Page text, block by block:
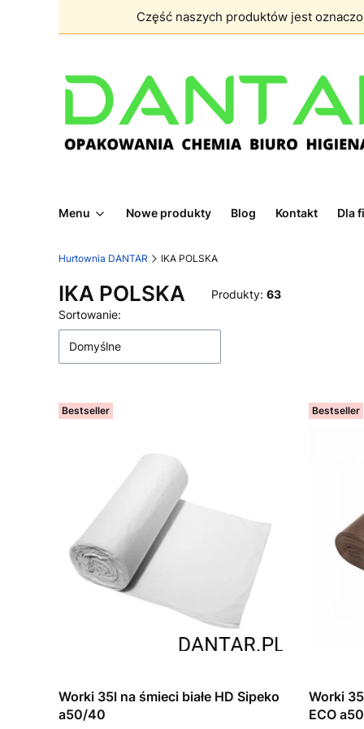
Część naszych produktów jest
Menu Nowe produkty Blog Kontakt Dla
Hurtownia DANTAR IKA POLSKA
IKA POLSKA Produkty: 63
Lista produktów
Sortowanie:
Domyślne
Bestseller
Worki 35l na śmieci białe HD Sipeko
a50/40
Bestseller
Worki
ECO